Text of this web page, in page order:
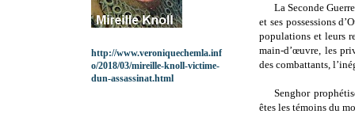
La Seconde
et ses possessions
populations et leurs
main-d’œuvre, les
des combattants,
Senghor
êtes les témoins du
http://www.veroniquechemla.inf
o/2018/03/mireille-knoll-victime-
dun-assassinat.html